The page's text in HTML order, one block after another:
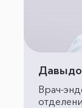
Врач-